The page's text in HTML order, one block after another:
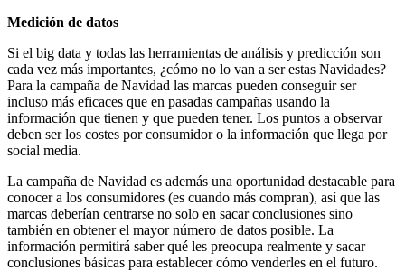
Medición de datos
Si el big data y todas las herramientas de análisis y predicción son
cada vez más importantes, ¿cómo no lo van a ser estas Navidades?
Para la campaña de Navidad las marcas pueden conseguir ser
incluso más eficaces que en pasadas campañas usando la
información que tienen y que pueden tener. Los puntos a observar
deben ser los costes por consumidor o la información que llega por
social media.
La campaña de Navidad es además una oportunidad destacable para
conocer a los consumidores (es cuando más compran), así que las
marcas deberían centrarse no solo en sacar conclusiones sino
también en obtener el mayor número de datos posible. La
información permitirá saber qué les preocupa realmente y sacar
conclusiones básicas para establecer cómo venderles en el futuro.